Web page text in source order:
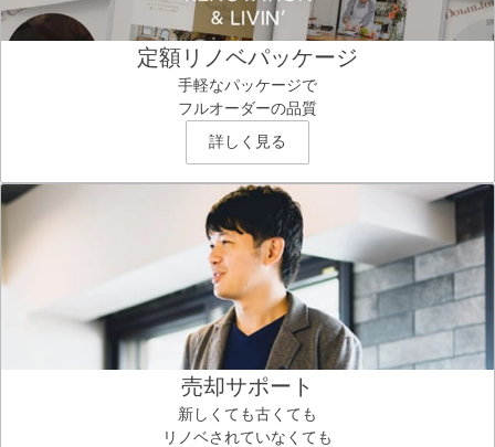
定額リノベパッケージ
手軽なパッケージで
フルオーダーの品質
詳しく見る
売却サポート
新しくても古くても
リノベされていなくても